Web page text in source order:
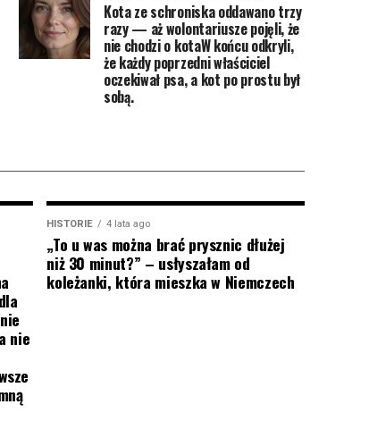
Kota ze schroniska oddawano trzy
razy — aż wolontariusze pojęli, że
nie chodzi o kotaW końcu odkryli,
że każdy poprzedni właściciel
oczekiwał psa, a kot po prostu był
sobą.
nie
HISTORIE 4 lata ago
„To u was można brać prysznic dłużej
niż 30 minut?” – usłyszałam od
koleżanki, która mieszka w Niemczech